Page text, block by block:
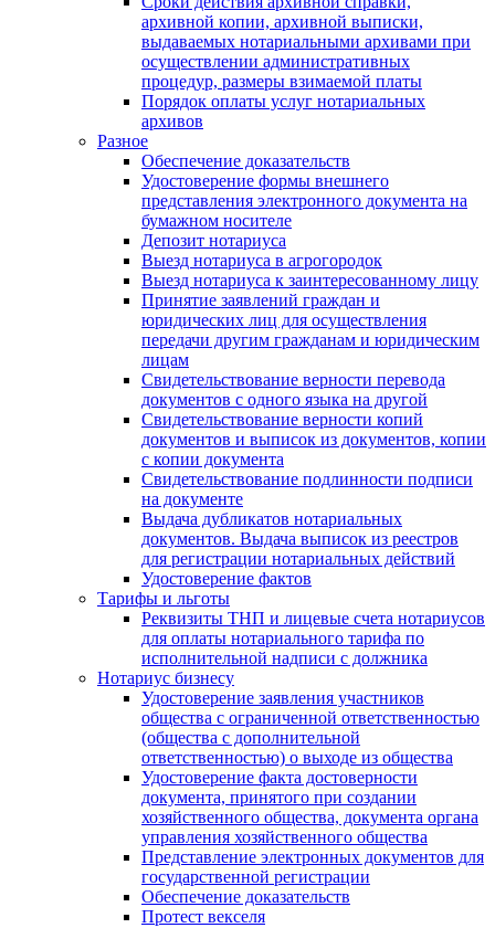
архивной копии, архивной выписки,
выдаваемых нотариальными архивами при
осуществлении административных
процедур, размеры взимаемой платы
Порядок оплаты услуг нотариальных
архивов
Разное
Обеспечение доказательств
Удостоверение формы внешнего
представления электронного документа на
бумажном носителе
Депозит нотариуса
Выезд нотариуса в агрогородок
Выезд нотариуса к заинтересованному лицу
Принятие заявлений граждан и
юридических лиц для осуществления
передачи другим гражданам и юридическим
лицам
Свидетельствование верности перевода
документов с одного языка на другой
Свидетельствование верности копий
документов и выписок из документов, копии
с копии документа
Свидетельствование подлинности подписи
на документе
Выдача дубликатов нотариальных
документов. Выдача выписок из реестров
для регистрации нотариальных действий
Удостоверение фактов
Тарифы и льготы
Реквизиты ТНП и лицевые счета нотариусов
для оплаты нотариального тарифа по
исполнительной надписи с должника
Нотариус бизнесу
Удостоверение заявления участников
общества с ограниченной ответственностью
(общества с дополнительной
ответственностью) о выходе из общества
Удостоверение факта достоверности
документа, принятого при создании
хозяйственного общества, документа органа
управления хозяйственного общества
Представление электронных документов для
государственной регистрации
Обеспечение доказательств
Протест векселя